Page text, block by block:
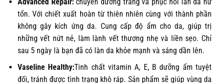
tổn. Với chiết xuất hoàn từ thiên nhiên cùng với thành phần
không gây kích ứng da. Cung cấp độ ẩm cho da, giúp trị
những vết nứt nẻ, làm lành vết thương nhẹ và liền sẹo. Chỉ
sau 5 ngày là bạn đã có làn da khỏe mạnh và sáng dần lên.
Vaseline Healthy:Tinh chất vitamin A, E, B dưỡng ẩm tuyệt
đối, tránh được tình trạng khô ráp. Sản phẩm sẽ giúp vùng da